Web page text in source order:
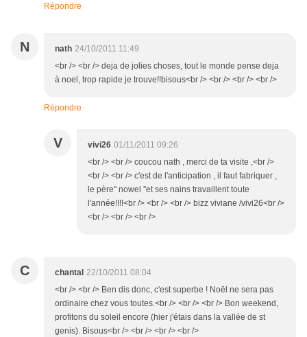
Répondre
N nath 24/10/2011 11:49
<br /> <br /> deja de jolies choses, tout le monde pense deja
à noel, trop rapide je trouve!!bisous<br /> <br /> <br /> <br />
Répondre
V vivi26 01/11/2011 09:26
<br /> <br /> coucou nath , merci de ta visite ,<br />
<br /> <br /> c'est de l'anticipation , il faut fabriquer ,
le père'' nowel ''et ses nains travaillent toute
l'année!!!!<br /> <br /> <br /> bizz viviane /vivi26<br />
<br /> <br /> <br />
C chantal 22/10/2011 08:04
<br /> <br /> Ben dis donc, c'est superbe ! Noël ne sera pas
ordinaire chez vous toutes.<br /> <br /> <br /> Bon weekend,
profitons du soleil encore (hier j'étais dans la vallée de st
genis). Bisous<br /> <br /> <br /> <br />